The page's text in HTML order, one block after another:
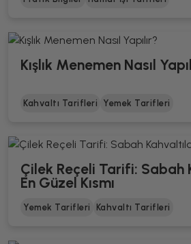
Kışlık Menemen Nasıl
Kahvaltı Tarifleri Yemek Tarifleri
Çilek Reçeli Tarifi: Sabah
En Güzel Kısmı
Yemek Tarifleri Kahvaltı Tarifleri